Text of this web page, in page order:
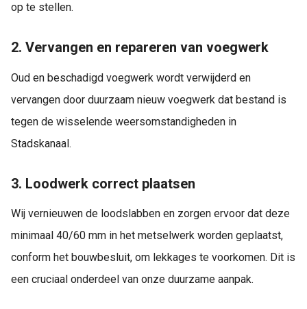
op te stellen.
2. Vervangen en repareren van voegwerk
Oud en beschadigd voegwerk wordt verwijderd en
vervangen door duurzaam nieuw voegwerk dat bestand is
tegen de wisselende weersomstandigheden in
Stadskanaal.
3. Loodwerk correct plaatsen
Wij vernieuwen de loodslabben en zorgen ervoor dat deze
minimaal 40/60 mm in het metselwerk worden geplaatst,
conform het bouwbesluit, om lekkages te voorkomen. Dit is
een cruciaal onderdeel van onze duurzame aanpak.